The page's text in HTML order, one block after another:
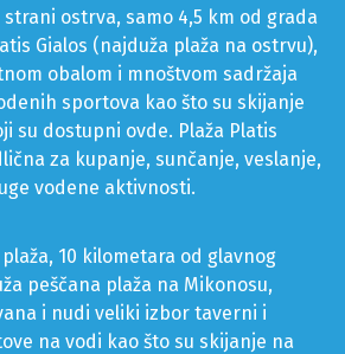
terena.
ostrva, samo 4,5 km od grada
Gialos (najduža plaža na ostrvu),
obalom i mnoštvom sadržaja
sportova kao što su skijanje
za kupanje, sunčanje, veslanje,
vodene aktivnosti.
10 kilometara od glavnog